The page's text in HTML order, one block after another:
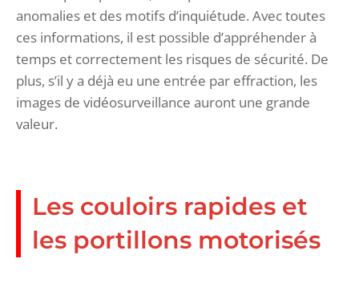
anomalies et des motifs d’inquiétude. Avec toutes
ces informations, il est possible d’appréhender à
temps et correctement les risques de sécurité. De
plus, s’il y a déjà eu une entrée par effraction, les
images de vidéosurveillance auront une grande
valeur.
Les couloirs rapides et
les portillons motorisés